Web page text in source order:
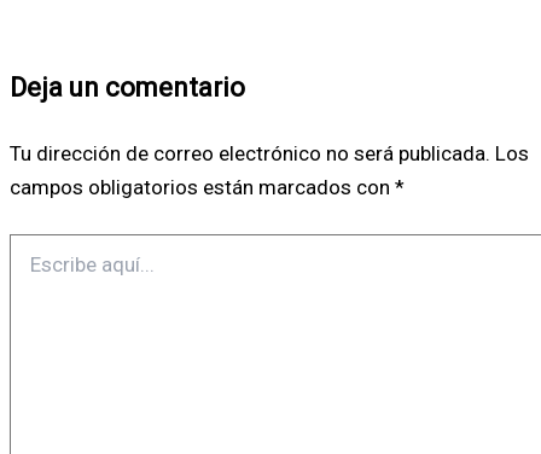
Deja un comentario
Tu dirección de correo electrónico no será publicada. Los
campos obligatorios están marcados con *
aquí...